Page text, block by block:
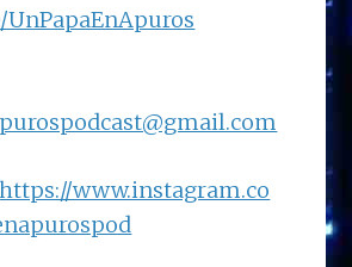
https://www.instagram.co